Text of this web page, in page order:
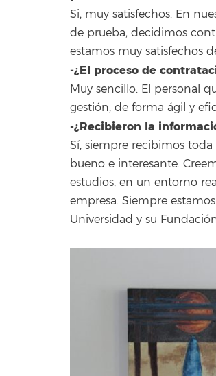
Si, muy satisfechos. En
de prueba, decidimos
estamos muy satisfechos
-¿El proceso de
Muy sencillo. El personal
gestión, de forma ágil y
-¿Recibieron la
Sí, siempre recibimos
bueno e interesante.
estudios, en un entorno
empresa. Siempre
Universidad y su